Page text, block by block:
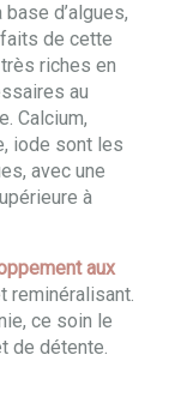
d’algues,
de cette
riches en
au
Calcium,
iode sont les
avec une
à
aux
reminéralisant.
ce soin le
de détente.